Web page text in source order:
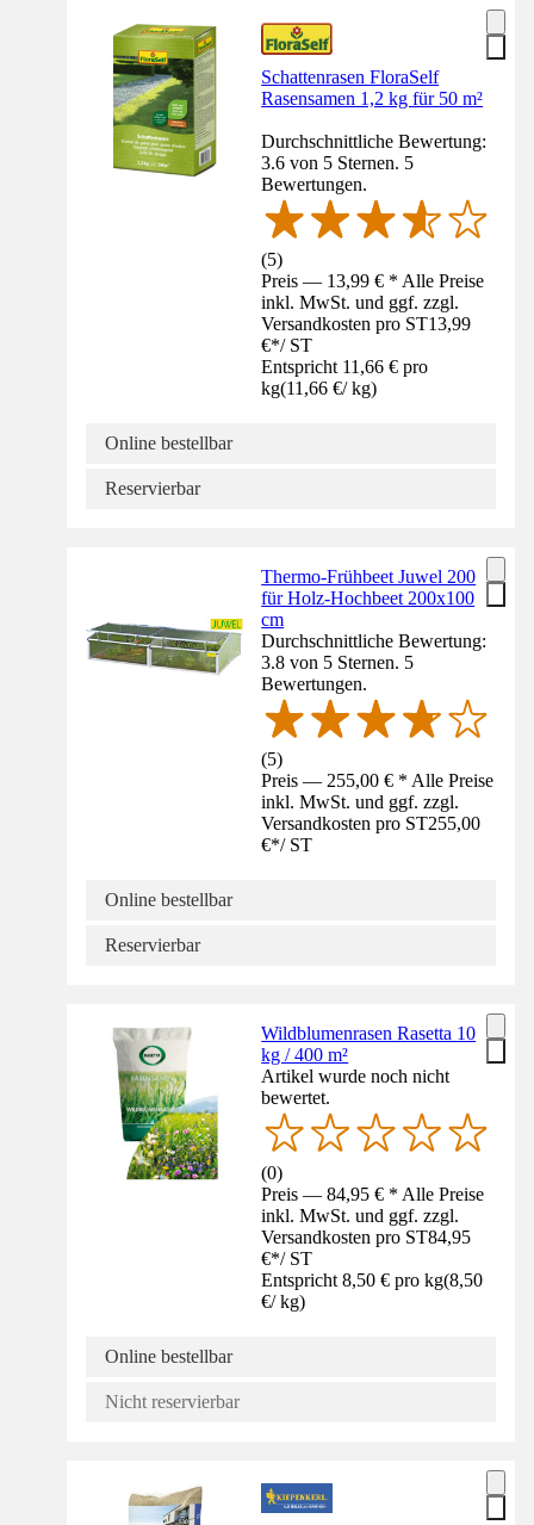
Schattenrasen FloraSelf
Rasensamen 1,2 kg für 50 m²
Durchschnittliche Bewertung:
3.6 von 5 Sternen. 5
Bewertungen.
(5)
Preis — 13,99 € * Alle Preise
inkl. MwSt. und ggf. zzgl.
Versandkosten pro ST13,99
€*/ ST
Entspricht 11,66 € pro
kg(11,66 €/ kg)
Online bestellbar
Reservierbar
Thermo-Frühbeet Juwel 200
für Holz-Hochbeet 200x100
cm
Durchschnittliche Bewertung:
3.8 von 5 Sternen. 5
Bewertungen.
(5)
Preis — 255,00 € * Alle Preise
inkl. MwSt. und ggf. zzgl.
Versandkosten pro ST255,00
€*/ ST
Online bestellbar
Reservierbar
Wildblumenrasen Rasetta 10
kg / 400 m²
Artikel wurde noch nicht
bewertet.
(0)
Preis — 84,95 € * Alle Preise
inkl. MwSt. und ggf. zzgl.
Versandkosten pro ST84,95
€*/ ST
Entspricht 8,50 € pro kg(8,50
€/ kg)
Online bestellbar
Nicht reservierbar